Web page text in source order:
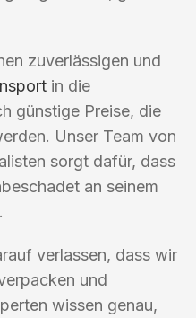
zuverlässigen und
in die
günstige Preise, die
Unser Team von
sorgt dafür, dass
an seinem
verlassen, dass wir
und
wissen genau,